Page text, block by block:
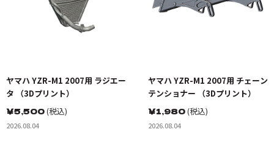
ヤマハ YZR-M1 2007用 ラジエー
タ （3Dプリント）
￥5,500(税込)
2026.08.04
ヤマハ YZR-M1 2007用 チェーン
テンショナー （3Dプリント）
￥1,980(税込)
2026.08.04